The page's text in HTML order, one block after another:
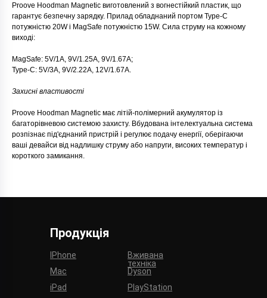
Proove Hoodman Magnetic виготовлений з вогнестійкий пластик, що
гарантує безпечну зарядку. Прилад обладнаний портом Type-C
потужністю 20W і MagSafe потужністю 15W. Сила струму на кожному
виході:
MagSafe: 5V/1A, 9V/1.25A, 9V/1.67A;
Туре-С: 5V/3A, 9V/2.22A, 12V/1.67A.
Захисні властивості
Proove Hoodman Magnetic має літій-полімерний акумулятор із
багаторівневою системою захисту. Вбудована інтелектуальна система
розпізнає під'єднаний пристрій і регулює подачу енергії, оберігаючи
ваші девайси від надлишку струму або напруги, високих температур і
короткого замикання.
Продукція
IPhone
Mac
iPad
Вживана
техніка
Dyson
PlayStation